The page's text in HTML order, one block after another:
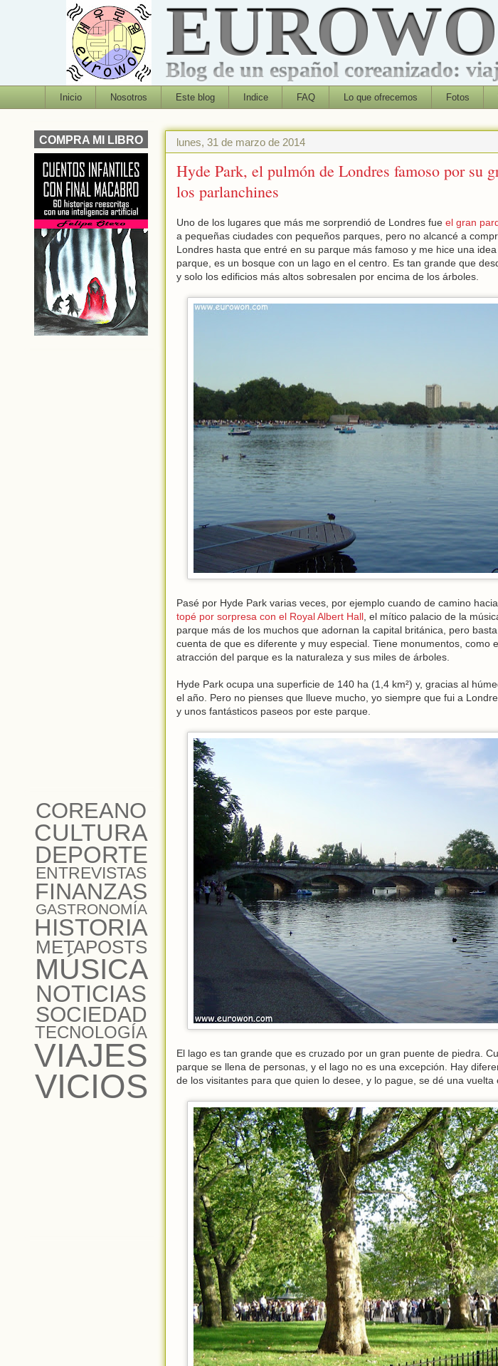
Blog de un español coreanizado:
Inicio Nosotros Este blog Indice FAQ Lo que ofrecemos Fotos
lunes, 31 de marzo de 2014
Hyde Park, el pulmón de Londres famoso por su
los parlanchines
Uno de los lugares que más me sorprendió de Londres fue el gran
a pequeñas ciudades con pequeños parques, pero no alcancé a
Londres hasta que entré en su parque más famoso y me hice una
parque, es un bosque con un lago en el centro. Es tan grande que
y solo los edificios más altos sobresalen por encima de los árboles.
Pasé por Hyde Park varias veces, por ejemplo cuando de camino
topé por sorpresa con el Royal Albert Hall , el mítico palacio de la
parque más de los muchos que adornan la capital británica, pero
cuenta de que es diferente y muy especial. Tiene monumentos, como
atracción del parque es la naturaleza y sus miles de árboles.
Hyde Park ocupa una superficie de 140 ha (1,4 km²) y, gracias al
el año. Pero no pienses que llueve mucho, yo siempre que fui a
y unos fantásticos paseos por este parque.
El lago es tan grande que es cruzado por un gran puente de piedra.
parque se llena de personas, y el lago no es una excepción. Hay
de los visitantes para que quien lo desee, y lo pague, se dé una vuelta
COMPRA MI LIBRO
COREANO
CULTURA
DEPORTE
ENTREVISTAS
FINANZAS
GASTRONOMÍA
HISTORIA
METAPOSTS
MÚSICA
NOTICIAS
SOCIEDAD
TECNOLOGÍA
VIAJES
VICIOS